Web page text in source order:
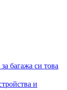
багажа си това
и